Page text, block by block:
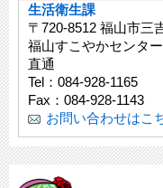
生活衛生課
〒720-8512 福山市三
福山すこやかセンタ
直通
Tel：084-928-1165
Fax：084-928-1143
お問い合わせはこ